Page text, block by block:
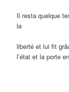
Il resta quelque
la
liberté et lui fit
l’état et la porte